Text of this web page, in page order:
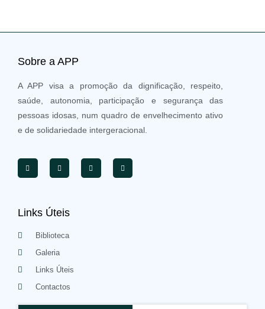
Sobre a APP
A APP visa a promoção da dignificação, respeito,
saúde, autonomia, participação e segurança das
pessoas idosas, num quadro de envelhecimento ativo
e de solidariedade intergeracional.
Links Úteis
Biblioteca
Galeria
Links Úteis
Contactos